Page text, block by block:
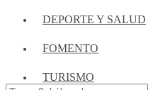
DEPORTE Y SALUD
FOMENTO
TURISMO